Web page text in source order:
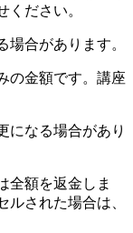
ください。
合があります。
の金額です。講座
になる場合があり
全額を返金しま
された場合は、